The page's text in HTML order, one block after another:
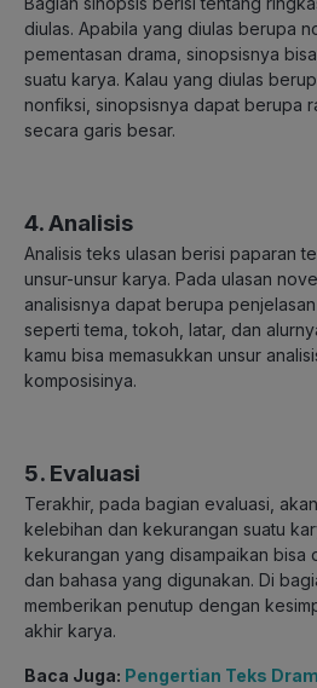
diulas. Apabila yang diulas berupa
pementasan drama, sinopsisnya
suatu karya. Kalau yang diulas
nonfiksi, sinopsisnya dapat berupa
secara garis besar.
4. Analisis
Analisis teks ulasan berisi paparan
unsur-unsur karya. Pada ulasan
analisisnya dapat berupa
seperti tema, tokoh, latar, dan
kamu bisa memasukkan unsur
komposisinya.
5. Evaluasi
Terakhir, pada bagian evaluasi,
kelebihan dan kekurangan suatu
kekurangan yang disampaikan bisa
dan bahasa yang digunakan. Di
memberikan penutup dengan
akhir karya.
Baca Juga: Pengertian Teks